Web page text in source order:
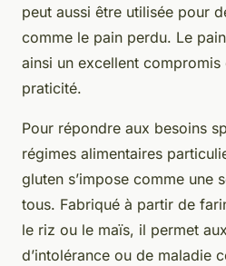
peut aussi être utilisée pour
comme le pain perdu. Le
ainsi un excellent
praticité.
Pour répondre aux besoins
régimes alimentaires
gluten s’impose comme une
tous. Fabriqué à partir de
le riz ou le maïs, il permet
d’intolérance ou de maladie